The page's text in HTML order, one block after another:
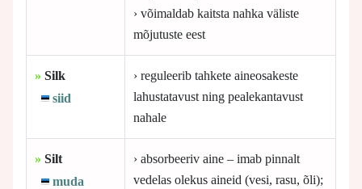
› võimaldab kaitsta nahka väliste
mõjutuste eest
» Silk
siid
› reguleerib tahkete aineosakeste
lahustatavust ning pealekantavust
nahale
» Silt
muda
› absorbeeriv aine – imab pinnalt
vedelas olekus aineid (vesi, rasu, õli);